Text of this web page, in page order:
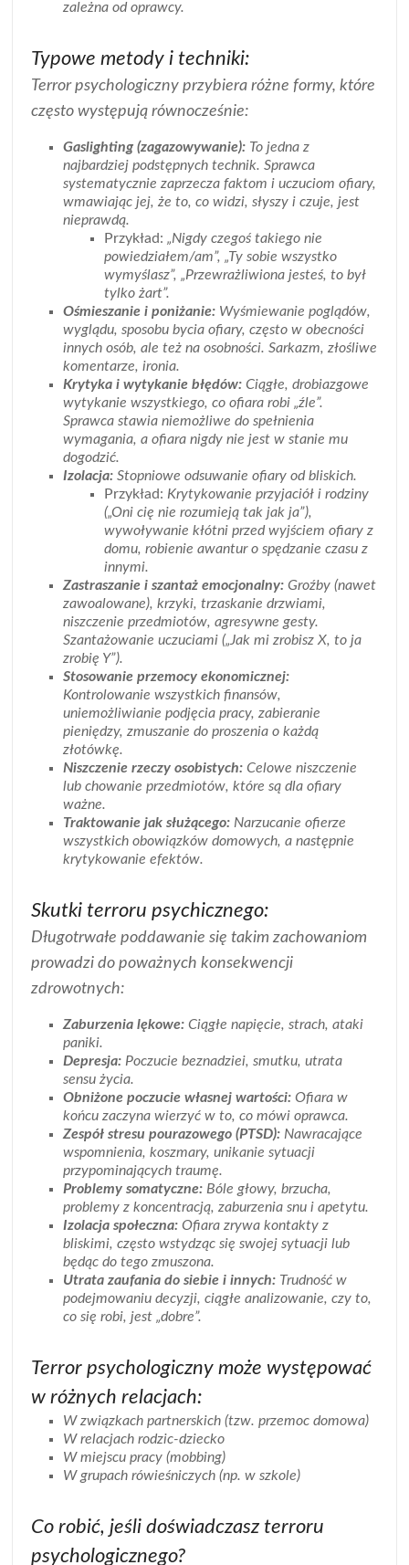
zależna od oprawcy.
Typowe metody i techniki:
Terror psychologiczny przybiera różne formy, które
często występują równocześnie:
Gaslighting (zagazowywanie): To jedna z
najbardziej podstępnych technik. Sprawca
systematycznie zaprzecza faktom i uczuciom ofiary,
wmawiając jej, że to, co widzi, słyszy i czuje, jest
nieprawdą.
Przykład: „Nigdy czegoś takiego nie
powiedziałem/am”, „Ty sobie wszystko
wymyślasz”, „Przewrażliwiona jesteś, to był
tylko żart”.
Ośmieszanie i poniżanie: Wyśmiewanie poglądów,
wyglądu, sposobu bycia ofiary, często w obecności
innych osób, ale też na osobności. Sarkazm, złośliwe
komentarze, ironia.
Krytyka i wytykanie błędów: Ciągłe, drobiazgowe
wytykanie wszystkiego, co ofiara robi „źle”.
Sprawca stawia niemożliwe do spełnienia
wymagania, a ofiara nigdy nie jest w stanie mu
dogodzić.
Izolacja: Stopniowe odsuwanie ofiary od bliskich.
Przykład: Krytykowanie przyjaciół i rodziny
(„Oni cię nie rozumieją tak jak ja”),
wywoływanie kłótni przed wyjściem ofiary z
domu, robienie awantur o spędzanie czasu z
innymi.
Zastraszanie i szantaż emocjonalny: Groźby (nawet
zawoalowane), krzyki, trzaskanie drzwiami,
niszczenie przedmiotów, agresywne gesty.
Szantażowanie uczuciami („Jak mi zrobisz X, to ja
zrobię Y”).
Stosowanie przemocy ekonomicznej:
Kontrolowanie wszystkich finansów,
uniemożliwianie podjęcia pracy, zabieranie
pieniędzy, zmuszanie do proszenia o każdą
złotówkę.
Niszczenie rzeczy osobistych: Celowe niszczenie
lub chowanie przedmiotów, które są dla ofiary
ważne.
Traktowanie jak służącego: Narzucanie ofierze
wszystkich obowiązków domowych, a następnie
krytykowanie efektów.
Skutki terroru psychicznego:
Długotrwałe poddawanie się takim zachowaniom
prowadzi do poważnych konsekwencji
zdrowotnych:
Zaburzenia lękowe: Ciągłe napięcie, strach, ataki
paniki.
Depresja: Poczucie beznadziei, smutku, utrata
sensu życia.
Obniżone poczucie własnej wartości: Ofiara w
końcu zaczyna wierzyć w to, co mówi oprawca.
Zespół stresu pourazowego (PTSD): Nawracające
wspomnienia, koszmary, unikanie sytuacji
przypominających traumę.
Problemy somatyczne: Bóle głowy, brzucha,
problemy z koncentracją, zaburzenia snu i apetytu.
Izolacja społeczna: Ofiara zrywa kontakty z
bliskimi, często wstydząc się swojej sytuacji lub
będąc do tego zmuszona.
Utrata zaufania do siebie i innych: Trudność w
podejmowaniu decyzji, ciągłe analizowanie, czy to,
co się robi, jest „dobre”.
Terror psychologiczny może występować
w różnych relacjach:
W związkach partnerskich (tzw. przemoc domowa)
W relacjach rodzic-dziecko
W miejscu pracy (mobbing)
W grupach rówieśniczych (np. w szkole)
Co robić, jeśli doświadczasz terroru
psychologicznego?